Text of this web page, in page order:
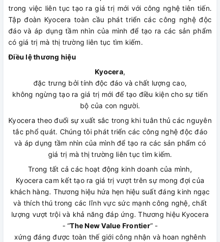
trong việc liên tục tạo ra giá trị mới với công nghệ tiên tiến.
Tập đoàn Kyocera toàn cầu phát triển các công nghệ độc
đáo và áp dụng tầm nhìn của mình để tạo ra các sản phẩm
có giá trị mà thị trường liên tục tìm kiếm.
Điều lệ thương hiệu
Kyocera,
đặc trưng bởi tính độc đáo và chất lượng cao,
không ngừng tạo ra giá trị mới để tạo điều kiện cho sự tiến
bộ của con người.
Kyocera theo đuổi sự xuất sắc trong khi tuân thủ các nguyên
tắc phổ quát. Chúng tôi phát triển các công nghệ độc đáo
và áp dụng tầm nhìn của mình để tạo ra các sản phẩm có
giá trị mà thị trường liên tục tìm kiếm.
Trong tất cả các hoạt động kinh doanh của mình,
Kyocera cam kết tạo ra giá trị vượt trên sự mong đợi của
khách hàng. Thương hiệu hứa hẹn hiệu suất đáng kinh ngạc
và thích thú trong các lĩnh vực sức mạnh công nghệ, chất
lượng vượt trội và khả năng đáp ứng. Thương hiệu Kyocera
- “The New Value Frontier” -
xứng đáng được toàn thế giới công nhận và hoan nghênh